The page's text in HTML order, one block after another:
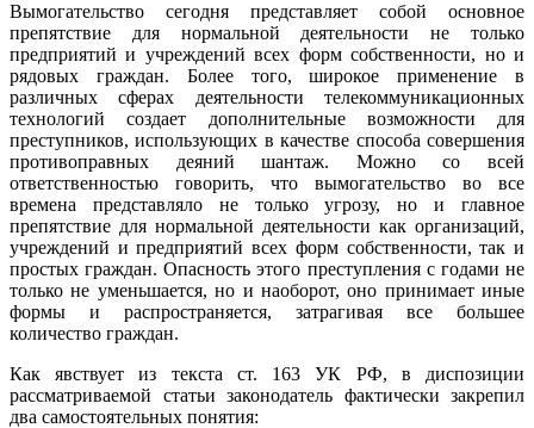
Вымогательство сегодня представляет собой основное
препятствие для нормальной деятельности не только
предприятий и учреждений всех форм собственности, но и
рядовых граждан. Более того, широкое применение в
различных сферах деятельности телекоммуникационных
технологий создает дополнительные возможности для
преступников, использующих в качестве способа совершения
противоправных деяний шантаж. Можно со всей
ответственностью говорить, что вымогательство во все
времена представляло не только угрозу, но и главное
препятствие для нормальной деятельности как организаций,
учреждений и предприятий всех форм собственности, так и
простых граждан. Опасность этого преступления с годами не
только не уменьшается, но и наоборот, оно принимает иные
формы и распространяется, затрагивая все большее
количество граждан.
Как явствует из текста ст. 163 УК РФ, в диспозиции
рассматриваемой статьи законодатель фактически закрепил
два самостоятельных понятия: